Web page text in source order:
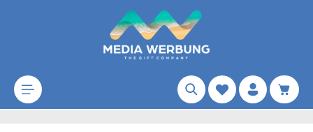
Zum Hauptinhalt springen
Merkzettel